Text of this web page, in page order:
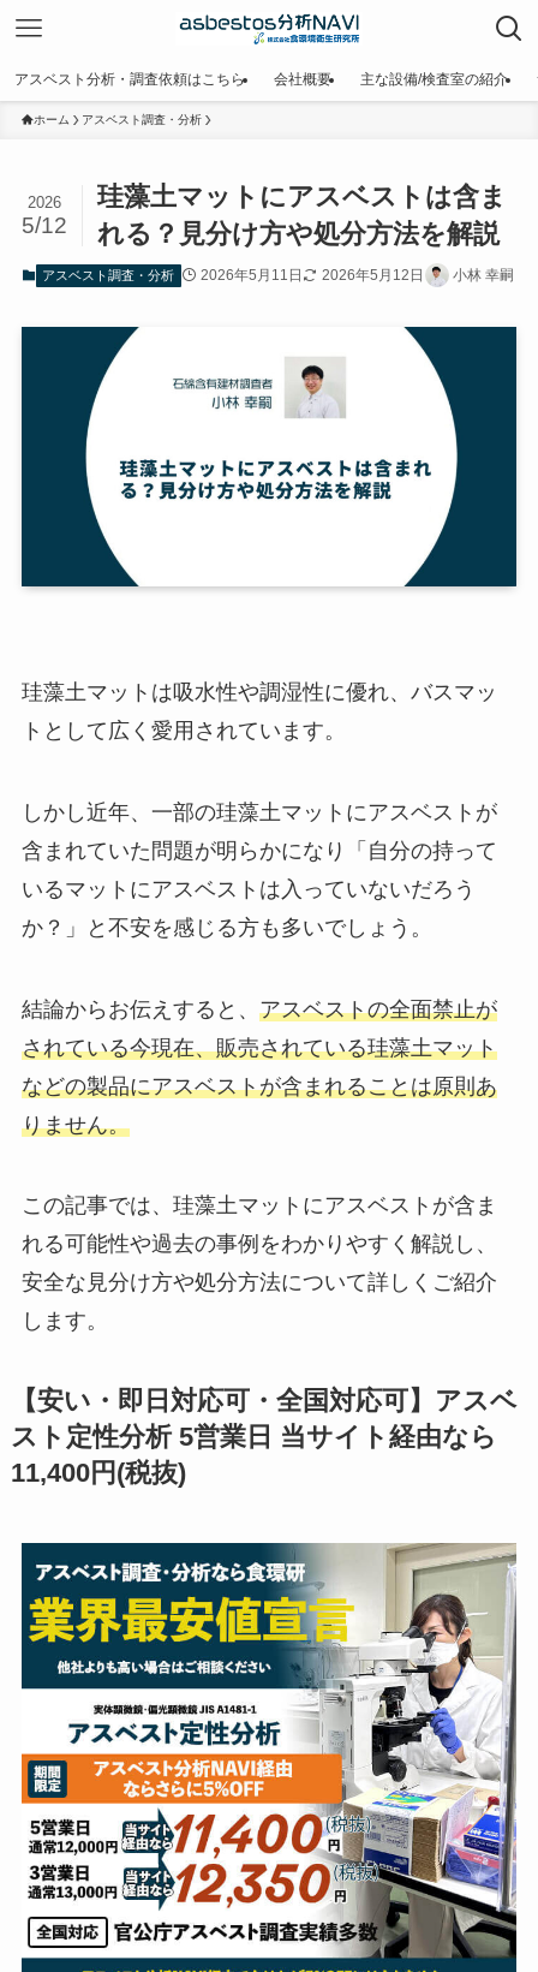
アスベスト分析・調査依頼はこちら 会社概要 主な設備/検査室の紹介
ホーム アスベスト調査・分析
珪藻土マットにアスベストは含ま
れる？見分け方や処分方法を解説
2026
5/12
アスベスト調査・分析 2026年5月11日 2026年5月12日 小林 幸嗣
珪藻土マットは吸水性や調湿性に優れ、バスマッ
トとして広く愛用されています。
しかし近年、一部の珪藻土マットにアスベストが
含まれていた問題が明らかになり「自分の持って
いるマットにアスベストは入っていないだろう
か？」と不安を感じる方も多いでしょう。
結論からお伝えすると、 アスベストの全面禁止が
されている今現在、販売されている珪藻土マット
などの製品にアスベストが含まれることは原則あ
りません。
この記事では、珪藻土マットにアスベストが含ま
れる可能性や過去の事例をわかりやすく解説し、
安全な見分け方や処分方法について詳しくご紹介
します。
【安い・即日対応可・全国対応可】アスベ
スト定性分析 5営業日 当サイト経由なら
11,400円(税抜)